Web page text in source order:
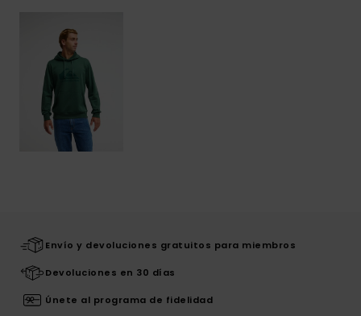
Envío y devoluciones gratuitos para miembros
Devoluciones en 30 días
Únete al programa de fidelidad